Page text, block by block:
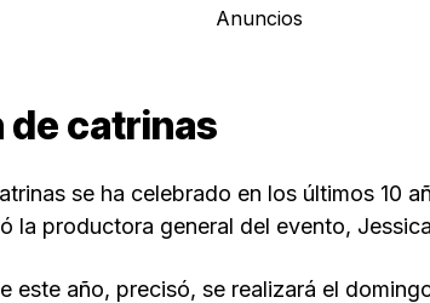
Anuncios
de catrinas
se ha celebrado en los últimos 10
la productora general del evento,
este año, precisó, se realizará el